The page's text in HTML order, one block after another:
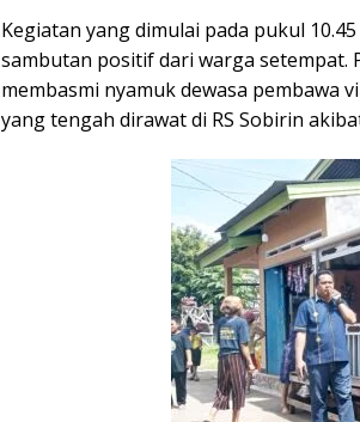
Kegiatan yang dimulai pada pukul
sambutan positif dari warga setempat.
membasmi nyamuk dewasa pembawa
yang tengah dirawat di RS Sobirin